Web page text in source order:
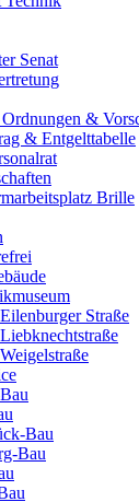
Senat
Ordnungen &
& Entgelttabelle
Brille
Straße
Bau
Bau